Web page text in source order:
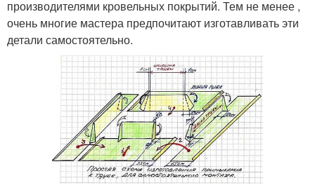
производителями кровельных покрытий. Тем не менее ,
очень многие мастера предпочитают изготавливать эти
детали самостоятельно.